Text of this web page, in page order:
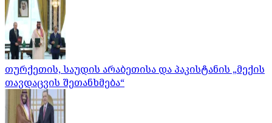
თურქეთის, საუდის არაბეთისა და პაკისტანის „მექის
თავდაცვის შეთანხმება“